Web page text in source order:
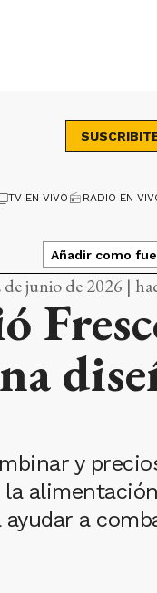
TV EN VIVO RADIO EN
Añadir como
de junio de 2026 |
y
a